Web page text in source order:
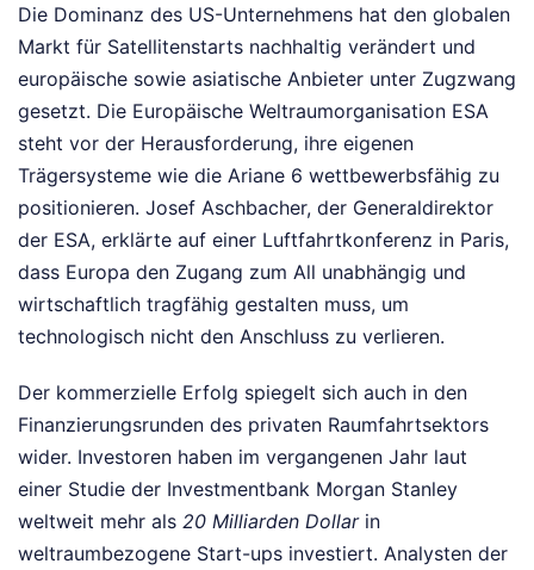
Die Dominanz des US-Unternehmens hat den globalen
Markt für Satellitenstarts nachhaltig verändert und
europäische sowie asiatische Anbieter unter Zugzwang
gesetzt. Die Europäische Weltraumorganisation ESA
steht vor der Herausforderung, ihre eigenen
Trägersysteme wie die Ariane 6 wettbewerbsfähig zu
positionieren. Josef Aschbacher, der Generaldirektor
der ESA, erklärte auf einer Luftfahrtkonferenz in Paris,
dass Europa den Zugang zum All unabhängig und
wirtschaftlich tragfähig gestalten muss, um
technologisch nicht den Anschluss zu verlieren.
Der kommerzielle Erfolg spiegelt sich auch in den
Finanzierungsrunden des privaten Raumfahrtsektors
wider. Investoren haben im vergangenen Jahr laut
einer Studie der Investmentbank Morgan Stanley
weltweit mehr als 20 Milliarden Dollarin
weltraumbezogene Start-ups investiert. Analysten der